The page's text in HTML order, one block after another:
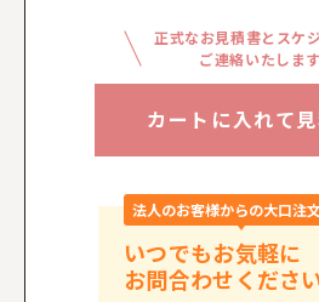
正式なお見積書とスケ
ご連絡いたします
カートに入れて
法人のお客様からの大口注
いつでもお気軽に
お問合わせくださ